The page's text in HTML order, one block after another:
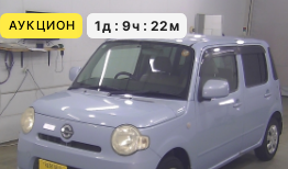
АУКЦИОН 1д 9ч 22м